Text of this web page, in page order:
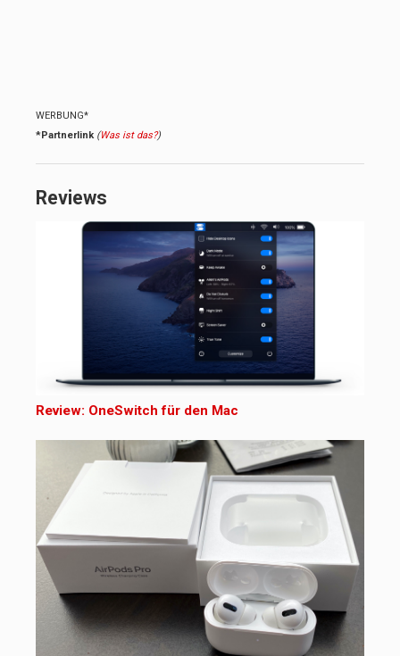
WERBUNG*
*Partnerlink (Was ist das?)
Reviews
Review: OneSwitch für den Mac